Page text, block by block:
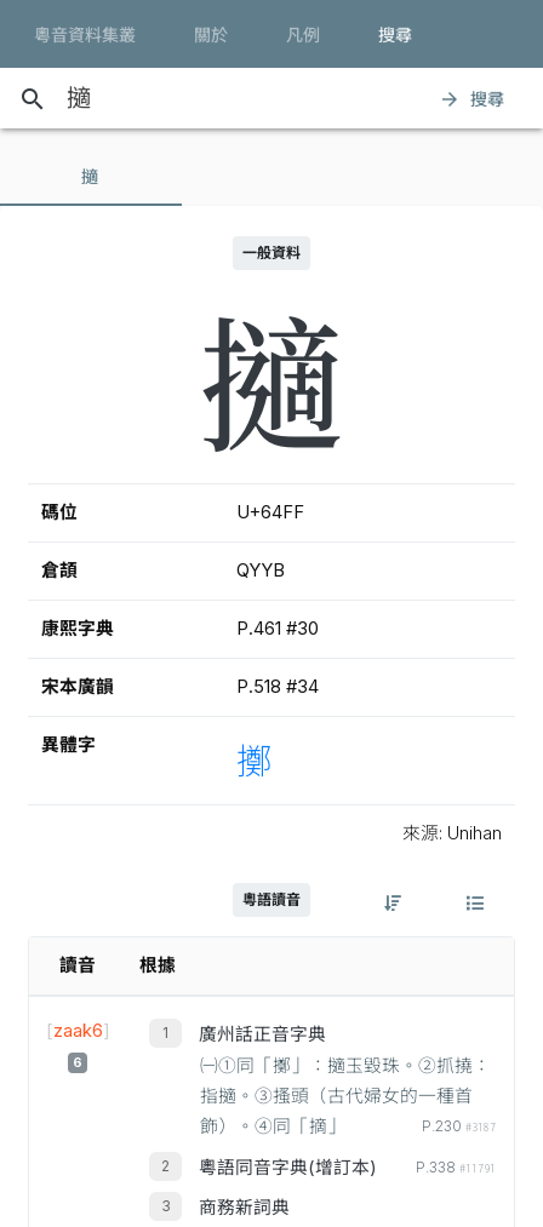
粵音資料集叢 關於 凡例 搜尋
search arrow_forward 搜尋
擿
一般資料
擿
碼位 U+64FF
倉頡 QYYB
康熙字典 P.461 #30
宋本廣韻 P.518 #34
異體字 擲
來源: Unihan
粵語讀音
讀音 根據
[zaak6]
6
廣州話正音字典
㈠①同「擲」：擿玉毀珠。②抓撓：
指擿。③搔頭（古代婦女的一種首
飾）。④同「摘」
P.230 #3187
粵語同音字典(增訂本) P.338 #11791
商務新詞典